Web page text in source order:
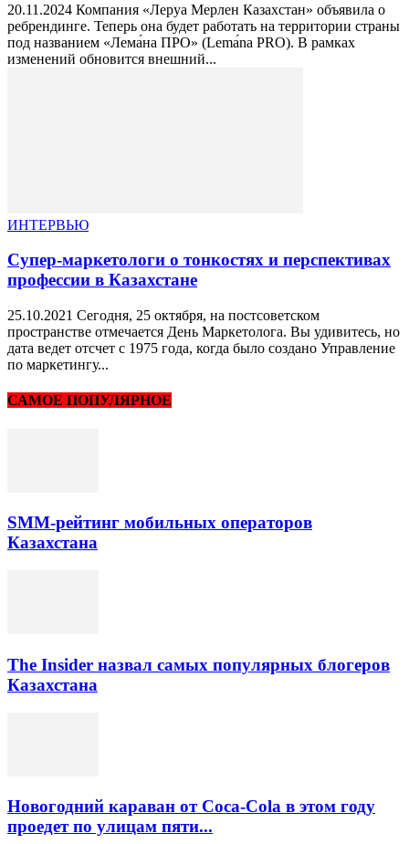
20.11.2024 Компания «Леруа Мерлен Казахстан» объявила о
ребрендинге. Теперь она будет работать на территории страны
под названием «Лема́на ПРО» (Lemа́na PRO). В рамках
изменений обновится внешний...
ИНТЕРВЬЮ
Супер-маркетологи о тонкостях и перспективах
профессии в Казахстане
25.10.2021 Сегодня, 25 октября, на постсоветском
пространстве отмечается День Маркетолога. Вы удивитесь, но
дата ведет отсчет с 1975 года, когда было создано Управление
по маркетингу...
САМОЕ ПОПУЛЯРНОЕ
SMM-рейтинг мобильных операторов
Казахстана
The Insider назвал самых популярных блогеров
Казахстана
Новогодний караван от Coca-Cola в этом году
проедет по улицам пяти...